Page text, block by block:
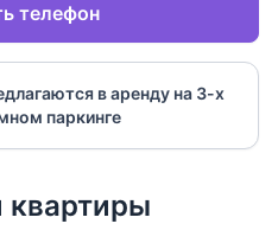
телефон
в аренду на 3-х
паркинге
квартиры